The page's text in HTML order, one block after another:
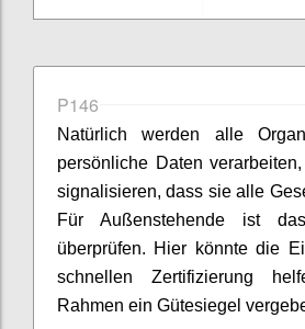
P146
Natürlich werden alle
persönliche Daten
signalisieren, dass sie alle
Für Außenstehende ist
überprüfen. Hier könnte die
schnellen Zertifizierung
Rahmen ein Gütesiegel